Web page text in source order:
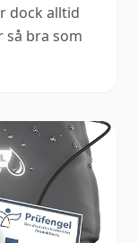
dock alltid
så bra som